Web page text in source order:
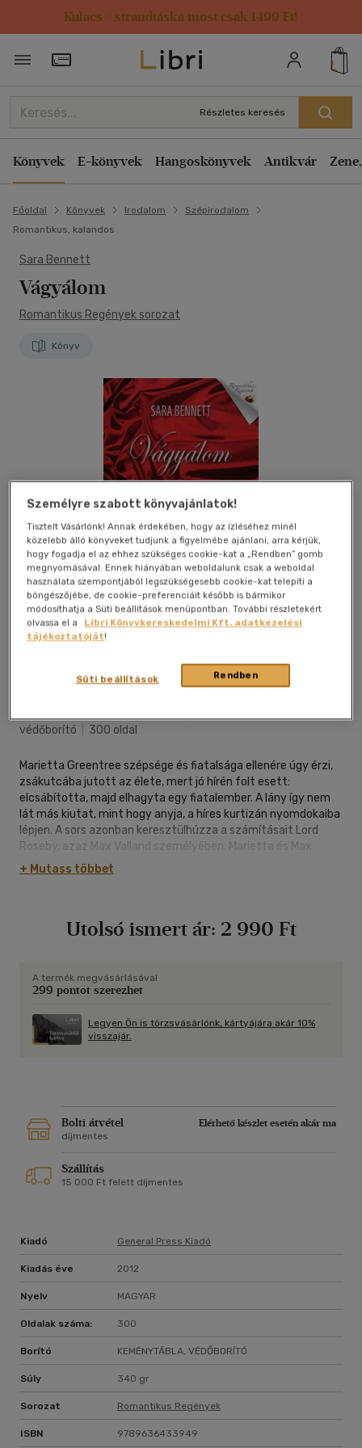
Kulacs / strandtáska most csak 1499 Ft!
Törzsvásárlói Kártya adatai
Részletes keresés
Könyvek E-könyvek Hangoskönyvek Antikvár
Főoldal Könyvek Irodalom
Szépirodalom
Romantikus, kalandos
Sara Bennett
Vágyálom
Romantikus Regények sorozat
Könyv
védőborító
300 oldal
Marietta Greentree szépsége és fiatalsága ellenére úgy érzi,
zsákutcába jutott az élete, mert jó hírén folt esett:
elcsábította, majd elhagyta egy fiatalember. A lány így nem
lát más kiutat, mint hogy anyja, a híres kurtizán nyomdokaiba
lépjen. A sors azonban keresztülhúzza a számításait Lord
Roseby, azaz Max Valland személyében. Marietta és Max
kapcsolata meglehetősen szerencsétlenül indul, és a
mogorva lord viselkedése nem sok jót ígér a jövőre nézve.
Csakhogy ekkor még egyikőjük sem sejti, hogy a szívük szava
a múlt és a jelen titkaira, Marietta apránként megismeri a
testi örömök elképesztően sokszínű tárházát, és olyan
kell gondolnia korábbi terveit. - Sara Bennett (A csábítás
fortélyai) regénye szórakoztató, izgalmas és bizsergetően
+ Mutass többet
Utolsó ismert ár: 2 990 Ft
A termék megvásárlásával
299 pontot szerezhet
Legyen Ön is törzsvásárlónk, kártyájára akár 10%
visszajár.
Bolti átvétel
Elérhető készlet esetén akár ma
díjmentes
Szállítás
15 000 Ft felett díjmentes
Kiadó General Press Kiadó
Kiadás éve 2012
Nyelv MAGYAR
Oldalak száma: 300
Borító KEMÉNYTÁBLA, VÉDŐBORÍTÓ
Súly 340 gr
Sorozat Romantikus Regények
ISBN 9789636433949
Személyre szabott könyvajánlatok!
Tisztelt Vásárlónk! Annak érdekében, hogy az ízléséhez minél
közelebb álló könyveket tudjunk a figyelmébe ajánlani, arra kérjük,
hogy fogadja el az ehhez szükséges cookie-kat a „Rendben” gomb
megnyomásával. Ennek hiányában weboldalunk csak a weboldal
használata szempontjából legszükségesebb cookie-kat telepíti a
böngészőjébe, de cookie-preferenciáit később is bármikor
módosíthatja a Süti beállítások menüpontban. További részletekért
olvassa el a
Libri Könyvkereskedelmi Kft. adatkezelési
tájékoztatóját!
Rendben
Süti beállítások